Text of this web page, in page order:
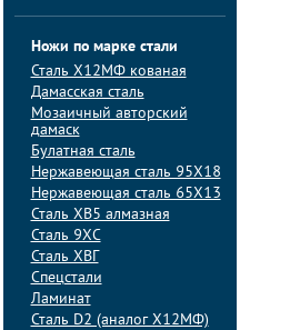
Ножи по марке стали
Сталь Х12МФ кованая
Дамасская сталь
Мозаичный авторский
дамаск
Булатная сталь
Нержавеющая сталь 95Х18
Нержавеющая сталь 65Х13
Сталь ХВ5 алмазная
Сталь 9ХС
Сталь ХВГ
Спецстали
Ламинат
Сталь D2 (аналог Х12МФ)